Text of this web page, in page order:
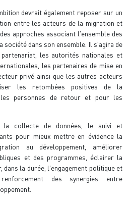
devrait également reposer sur un
entre les acteurs de la migration et
approches associant l'ensemble des
société dans son ensemble. Il s'agira de
les autorités nationales et
les partenaires de mise en
privé ainsi que les autres acteurs
les retombées positives de la
personnes de retour et pour les
la collecte de données, le suivi et
pour mieux mettre en évidence la
au développement, améliorer
et des programmes, éclairer la
la durée, l'engagement politique et
des synergies entre